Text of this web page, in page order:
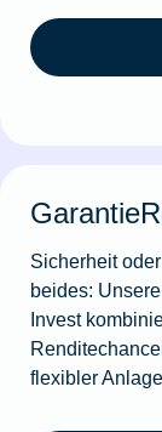
Sicherheit
beides:
Invest
flexibler